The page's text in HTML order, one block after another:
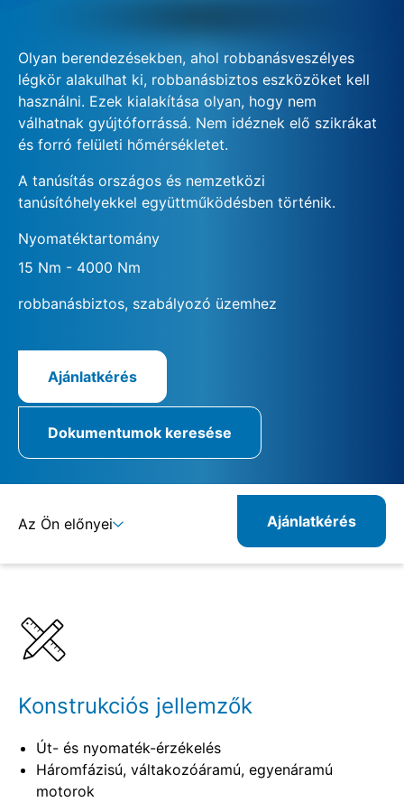
Olyan berendezésekben, ahol robbanásveszélyes
légkör alakulhat ki, robbanásbiztos eszközöket kell
használni. Ezek kialakítása olyan, hogy nem
válhatnak gyújtóforrássá. Nem idéznek elő szikrákat
és forró felületi hőmérsékletet.
A tanúsítás országos és nemzetközi
tanúsítóhelyekkel együttműködésben történik.
Nyomatéktartomány
15 Nm - 4000 Nm
robbanásbiztos, szabályozó üzemhez
Ajánlatkérés
Dokumentumok keresése
Az Ön előnyei
Kombinálható termékek
Rokon termékek
Ajánlatkérés
Konstrukciós jellemzők
Út- és nyomaték-érzékelés
Háromfázisú, váltakozóáramú, egyenáramú
motorok